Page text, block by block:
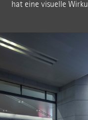
hat eine visuelle